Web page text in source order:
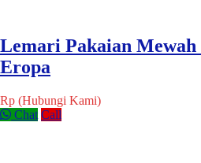
Lemari Pakaian
Eropa
Rp (Hubungi Kami)
Chat Call